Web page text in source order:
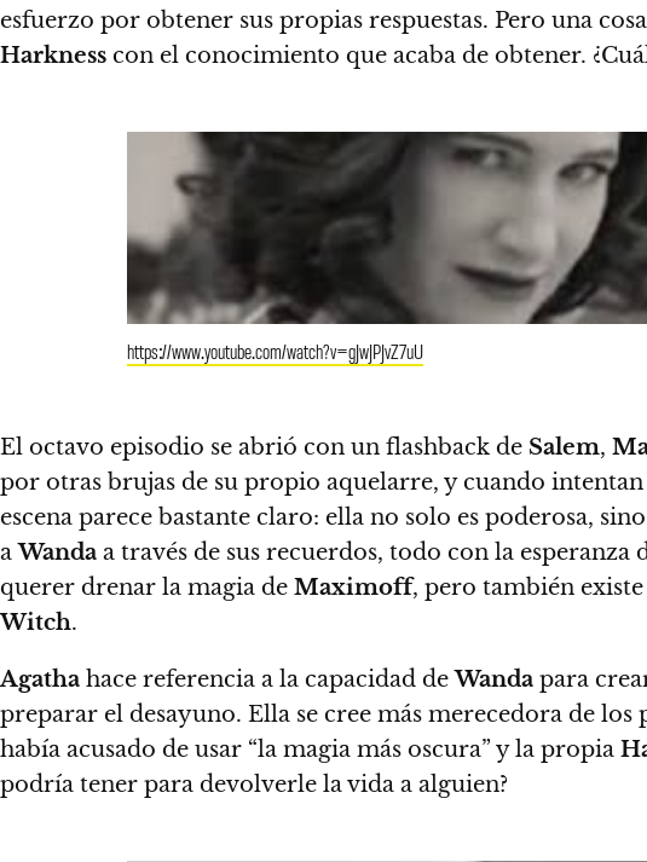
esfuerzo por obtener sus propias respuestas. Pero una
Harkness con el conocimiento que acaba de obtener.
https://www.youtube.com/watch?v=gJwJPJvZ7uU
El octavo episodio se abrió con un flashback de Salem,
por otras brujas de su propio aquelarre, y cuando
escena parece bastante claro: ella no solo es poderosa,
aWanda a través de sus recuerdos, todo con la
querer drenar la magia de Maximoff, pero también
Witch.
Agatha hace referencia a la capacidad deWanda para
preparar el desayuno. Ella se cree más merecedora de los
había acusado de usar “la magia más oscura” y la propia
podría tener para devolverle la vida a alguien?